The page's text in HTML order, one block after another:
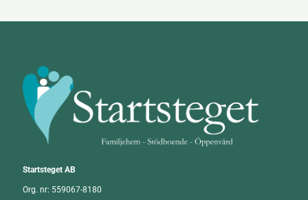
Startsteget AB
Org. nr: 559067-8180